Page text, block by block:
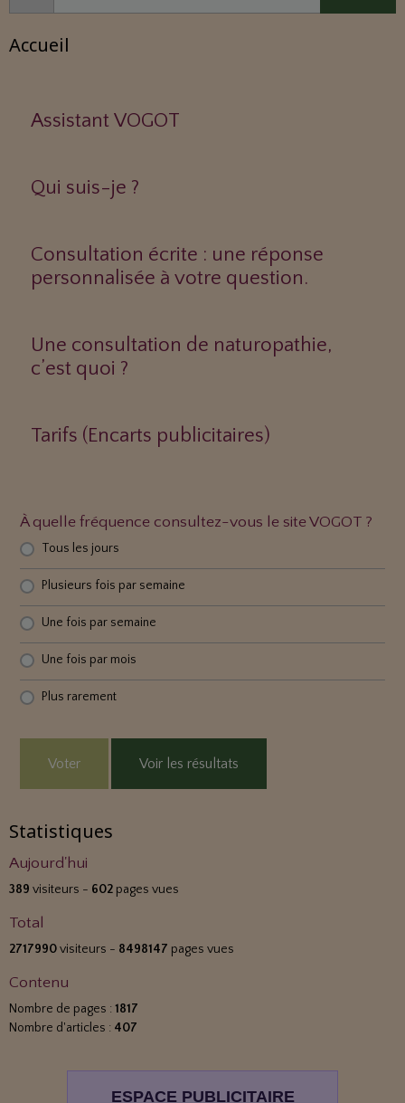
Accueil
Assistant VOGOT
Qui suis-je ?
Consultation écrite : une réponse
personnalisée à votre question.
Une consultation de naturopathie,
c’est quoi ?
Tarifs (Encarts publicitaires)
À quelle fréquence consultez-vous le site VOGOT ?
Tous les jours
Plusieurs fois par semaine
Une fois par semaine
Une fois par mois
Plus rarement
Voter Voir les résultats
Statistiques
Aujourd'hui
389 visiteurs - 602 pages vues
Total
2717990visiteurs - 8498147 pages vues
Contenu
Nombre de pages : 1817
Nombre d'articles : 407
ESPACE PUBLICITAIRE